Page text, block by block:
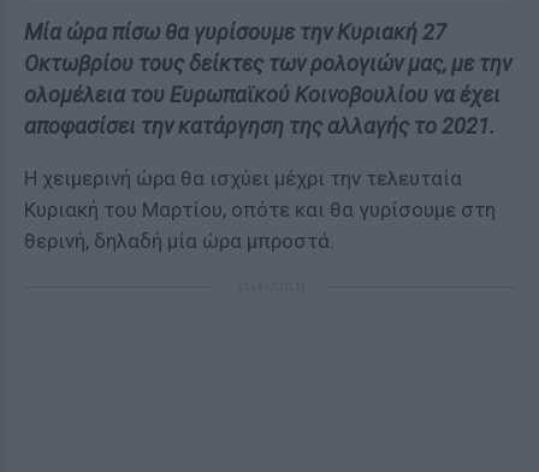
Μία ώρα πίσω θα γυρίσουμε την Κυριακή 27
Οκτωβρίου τους δείκτες των ρολογιών μας, με την
ολομέλεια του Ευρωπαϊκού Κοινοβουλίου να έχει
αποφασίσει την κατάργηση της αλλαγής το 2021.
Η χειμερινή ώρα θα ισχύει μέχρι την τελευταία
Κυριακή του Μαρτίου, οπότε και θα γυρίσουμε στη
θερινή, δηλαδή μία ώρα μπροστά.